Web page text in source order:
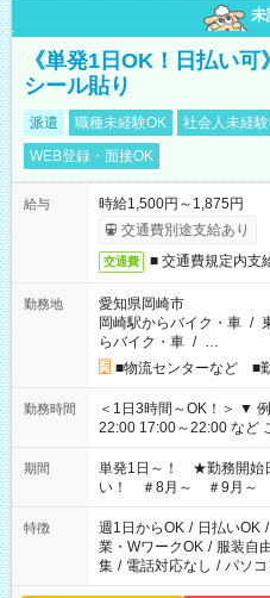
未
《単発1日OK！日払い
シール貼り
派遣 職種未経験OK 社会人未経
WEB登録・面接OK
給与
時給1,500円～1,875円
交通費別途支給あり
交通費 ■ 交通費規定内支
勤務地
愛知県岡崎市
岡崎駅からバイク・車 /
らバイク・車 / …
■物流センターなど ■
勤務時間
＜1日3時間～OK！＞ ▼ 例えば… ▼ 15:00～18:00 15:00～
22:00 17:00～22:00 など こちら以外の時間もお気軽にご相談く
ださい！
期間
単発1日～！ ★勤務開始
い！ ＃8月～ ＃9月～
特徴 週1日からOK / 日払いOK /
業・WワークOK / 服装自
集 / 電話対応なし / パソ